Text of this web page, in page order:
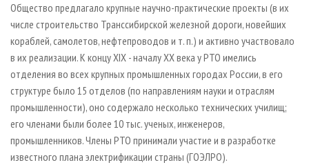
Общество предлагало крупные научно-практические проекты (в их
числе строительство Транссибирской железной дороги, новейших
кораблей, самолетов, нефтепроводов и т. п.) и активно участвовало
в их реализации. К концу XIX - началу XX века у РТО имелись
отделения во всех крупных промышленных городах России, в его
структуре было 15 отделов (по направлениям науки и отраслям
промышленности), оно содержало несколько технических училищ;
его членами были более 10 тыс. ученых, инженеров,
промышленников. Члены РТО принимали участие и в разработке
известного плана электрификации страны (ГОЭЛРО).